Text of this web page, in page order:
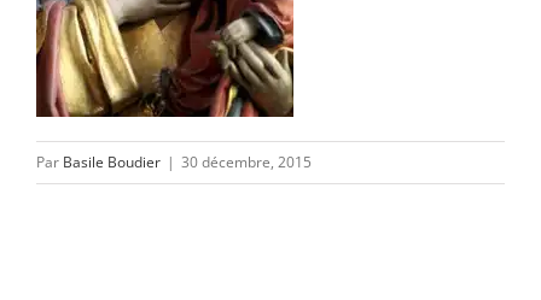
L’ASSOCIATION
CONTACT/ACCÈS
Par Basile Boudier | 30 décembre, 2015